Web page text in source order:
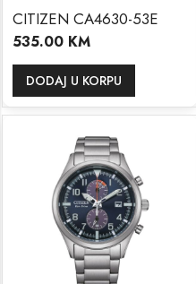
CITIZEN CA4630-53E
535.00 KM
DODAJ U KORPU